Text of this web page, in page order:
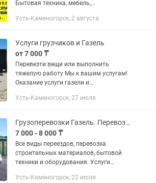
Бытовая техника, мебель,
изделия и.т.д. Продукты питания ТНП.
Имеются услуги...
Усть-Каменогорск, 2 августа
Услуги грузчиков и Газель
от 7 000 ₸
Перевезти вещи или выполнить
тяжелую работу Мы к вашим услугам!
Оказание услуги газели и
Предоставляемые виды
большегрузных машин,...
Усть-Каменогорск, 27 июля
Грузоперевозки Газель. Перевозки Усть-Каменогорск, область. Грузчики.
7 000 - 8 000 ₸
Все виды переездов, перевозка
строительных материалов, бытовой
техники и оборудования. Услуги
Усть-Каменогорск, 22 июля